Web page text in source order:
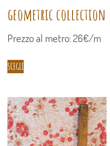
geometric collection
Prezzo al metro: 26€/m
SCEGLI